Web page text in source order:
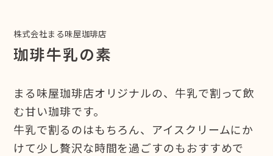
株式会社まる味屋珈琲店
珈琲牛乳の素
まる味屋珈琲店オリジナルの、牛乳で割って飲
む甘い珈琲です。
牛乳で割るのはもちろん、アイスクリームにか
けて少し贅沢な時間を過ごすのもおすすめで